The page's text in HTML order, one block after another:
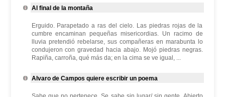
Al final de la montaña
Erguido. Parapetado a ras del cielo. Las piedras rojas de la
cumbre encaminan pequeñas misericordias. Un racimo de
lluvia pretendió rebelarse, sus compañeras en marabunta lo
condujeron con gravedad hacia abajo. Mojó piedras negras.
Rapiña, carroña, qué más da; en la cima se ve igual, ...
Alvaro de Campos quiere escribir un poema